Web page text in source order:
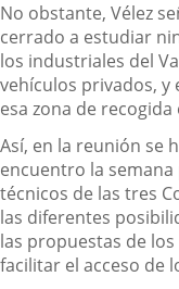
No obstante, Vélez
cerrado a estudiar
los industriales del
vehículos privados,
esa zona de recogida
Así, en la reunión se
encuentro la
técnicos de las tres
las diferentes
las propuestas de
facilitar el acceso de